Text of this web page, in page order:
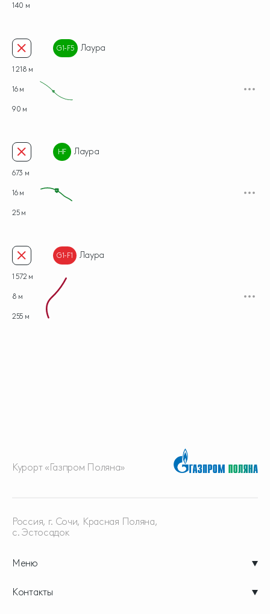
140 м
G1-F5 Лаура
1 218 м
16 м
90 м
HF Лаура
673 м
16 м
25 м
HF
G1-F1 Лаура
1 572 м
8 м
255 м
Курорт «Газпром Поляна»
Меню
Россия, г. Сочи, Красная Поляна,
с. Эстосадок
Контакты